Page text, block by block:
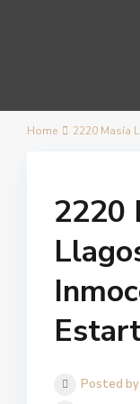
Home 2220 Masía
2220
Posted